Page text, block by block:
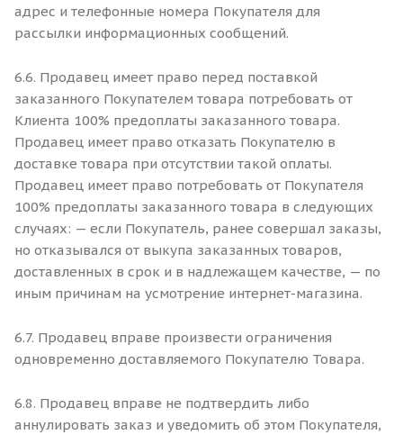
адрес и телефонные номера Покупателя для
рассылки информационных сообщений.
6.6. Продавец имеет право перед поставкой
заказанного Покупателем товара потребовать от
Клиента 100% предоплаты заказанного товара.
Продавец имеет право отказать Покупателю в
доставке товара при отсутствии такой оплаты.
Продавец имеет право потребовать от Покупателя
100% предоплаты заказанного товара в следующих
случаях: — если Покупатель, ранее совершал заказы,
но отказывался от выкупа заказанных товаров,
доставленных в срок и в надлежащем качестве, — по
иным причинам на усмотрение интернет-магазина.
6.7. Продавец вправе произвести ограничения
одновременно доставляемого Покупателю Товара.
6.8. Продавец вправе не подтвердить либо
аннулировать заказ и уведомить об этом Покупателя,